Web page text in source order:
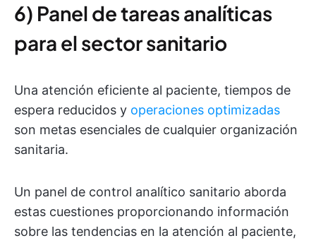
6) Panel de tareas analíticas
para el sector sanitario
Una atención eficiente al paciente, tiempos de
espera reducidos y operaciones optimizadas
son metas esenciales de cualquier organización
sanitaria.
Un panel de control analítico sanitario aborda
estas cuestiones proporcionando información
sobre las tendencias en la atención al paciente,